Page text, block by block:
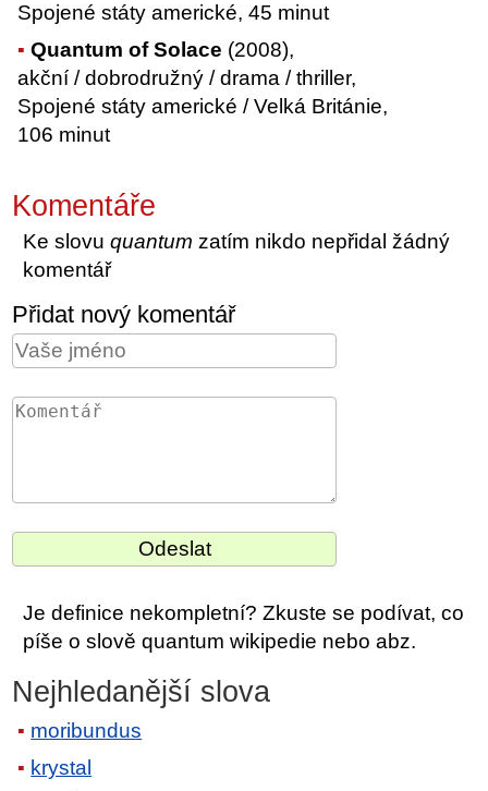
Spojené státy americké, 45 minut
Quantum of Solace (2008),
akční / dobrodružný / drama / thriller,
Spojené státy americké / Velká Británie,
106 minut
Komentáře
Ke slovuquantum zatím nikdo nepřidal žádný
komentář
Přidat nový komentář
Je definice nekompletní? Zkuste se podívat, co
píše o slově quantum wikipedie nebo abz.
Nejhledanější slova
moribundus
krystal